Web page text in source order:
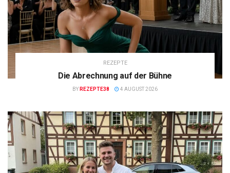
REZEPTE
Die Abrechnung auf der Bühne
BY REZEPTE38 4 AUGUST 2026